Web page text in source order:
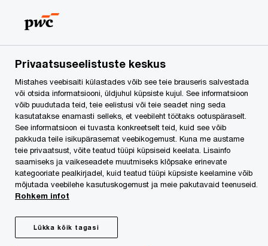
PwC maksuosakonna
juht Hannes Lentsius
kommenteeris äsja
avaldatud Panama
äriühinguid kasutanud
ettevõtjate nimekirja
pinnalt tekkinud
Privaatsuseelistuste keskus
Mistahes veebisaiti külastades võib see teie brauseris salvestada
või otsida informatsiooni, üldjuhul küpsiste kujul. See informatsioon
võib puudutada teid, teie eelistusi või teie seadet ning seda
kasutatakse enamasti selleks, et veebileht töötaks ootuspäraselt.
See informatsioon ei tuvasta konkreetselt teid, kuid see võib
pakkuda teile isikupärasemat veebikogemust. Kuna me austame
teie privaatsust, võite teatud tüüpi küpsiseid keelata. Lisainfo
saamiseks ja vaikeseadete muutmiseks klõpsake erinevate
kategooriate pealkirjadel, kuid teatud tüüpi küpsiste keelamine võib
mõjutada veebilehe kasutuskogemust ja meie pakutavaid teenuseid.
Rohkem infot
Lükka kõik tagasi